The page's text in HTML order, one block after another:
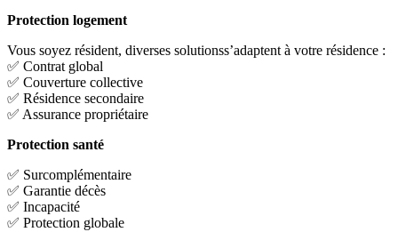
Protection logement
Vous soyez résident, diverses solutionss’adaptent à votre résidence :
✅ Contrat global
✅ Couverture collective
✅ Résidence secondaire
✅ Assurance propriétaire
Protection santé
✅ Surcomplémentaire
✅ Garantie décès
✅ Incapacité
✅ Protection globale